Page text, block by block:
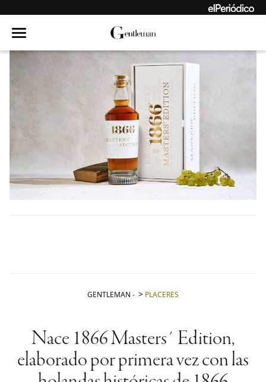
GENTLEMAN - PLACERES
Nace 1866 Masters´ Edition,
elaborado por primera vez con las